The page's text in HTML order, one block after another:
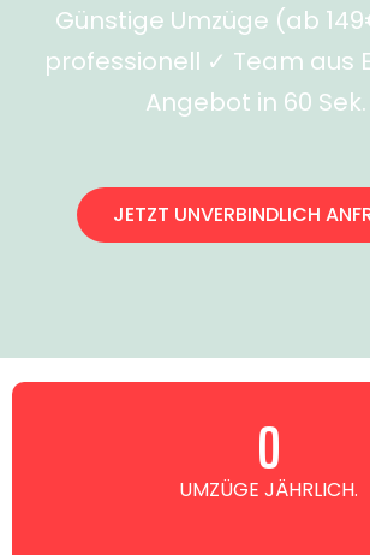
Günstige Umzüge (ab
professionell ✓ Team aus
Angebot in 60
JETZT UNVERBINDLICH
UMZÜGE JÄHRLICH.
0